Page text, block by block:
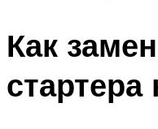
Как
стартера